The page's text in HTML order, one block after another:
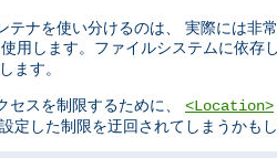
テナを使い分けるのは、 実際には
用します。ファイルシステムに依存
ます。
セスを制限するために、 <Location>
定した制限を迂回されてしまうかも